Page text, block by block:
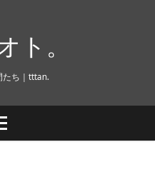
ト。
たち｜tttan.